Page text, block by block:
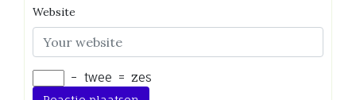
Website
− twee = zes